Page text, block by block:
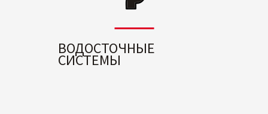
ВОДОСТОЧНЫЕ
СИСТЕМЫ